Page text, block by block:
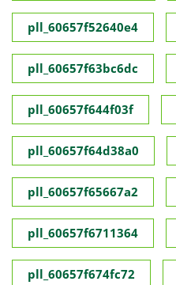
pll_60657f52640e4
pll_60657f63bc6dc
pll_60657f644f03f
pll_60657f64d38a0
pll_60657f65667a2
pll_60657f6711364
pll_60657f674fc72